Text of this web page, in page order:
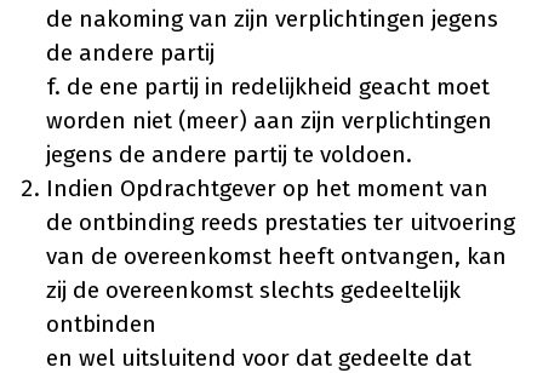
de nakoming van zijn verplichtingen jegens
de andere partij
f. de ene partij in redelijkheid geacht moet
worden niet (meer) aan zijn verplichtingen
jegens de andere partij te voldoen.
Indien Opdrachtgever op het moment van
de ontbinding reeds prestaties ter uitvoering
van de overeenkomst heeft ontvangen, kan
zij de overeenkomst slechts gedeeltelijk
ontbinden
en wel uitsluitend voor dat gedeelte dat